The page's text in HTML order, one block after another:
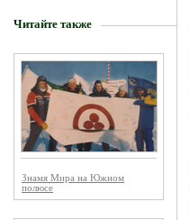
Читайте также
Знамя Мира на Южном
полюсе